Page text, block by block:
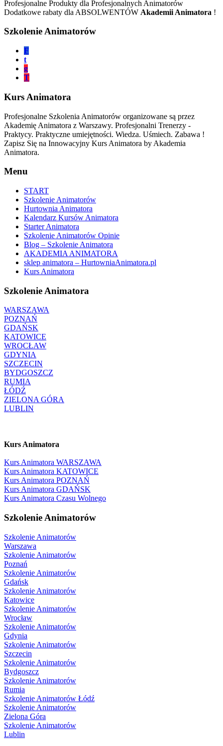
Profesjonalne Produkty dla Profesjonalnych Animatorów
Dodatkowe rabaty dla ABSOLWENTÓW Akademii Animatora !
Szkolenie Animatorów
F
t
g
T
Kurs Animatora
Profesjonalne Szkolenia Animatorów organizowane są przez
Akademię Animatora z Warszawy. Profesjonalni Trenerzy -
Praktycy. Praktyczne umiejętności. Wiedza. Uśmiech. Zabawa !
Zapisz Się na Innowacyjny Kurs Animatora by Akademia
Animatora.
Menu
START
Szkolenie Animatorów
Hurtownia Animatora
Kalendarz Kursów Animatora
Starter Animatora
Szkolenie Animatorów Opinie
Blog – Szkolenie Animatora
AKADEMIA ANIMATORA
sklep animatora – HurtowniaAnimatora.pl
Kurs Animatora
Szkolenie Animatora
WARSZAWA
POZNAŃ
GDAŃSK
KATOWICE
WROCŁAW
GDYNIA
SZCZECIN
BYDGOSZCZ
RUMIA
ŁÓDŹ
ZIELONA GÓRA
LUBLIN
Kurs Animatora
Kurs Animatora WARSZAWA
Kurs Animatora KATOWICE
Kurs Animatora POZNAŃ
Kurs Animatora GDAŃSK
Kurs Animatora Czasu Wolnego
Szkolenie Animatorów
Szkolenie Animatorów
Warszawa
Szkolenie Animatorów
Poznań
Szkolenie Animatorów
Gdańsk
Szkolenie Animatorów
Katowice
Szkolenie Animatorów
Wrocław
Szkolenie Animatorów
Gdynia
Szkolenie Animatorów
Szczecin
Szkolenie Animatorów
Bydgoszcz
Szkolenie Animatorów
Rumia
Szkolenie Animatorów Łódź
Szkolenie Animatorów
Zielona Góra
Szkolenie Animatorów
Lublin